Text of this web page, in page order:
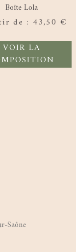
Boîte Lola
de : 43,50€
VOIR LA
Saône